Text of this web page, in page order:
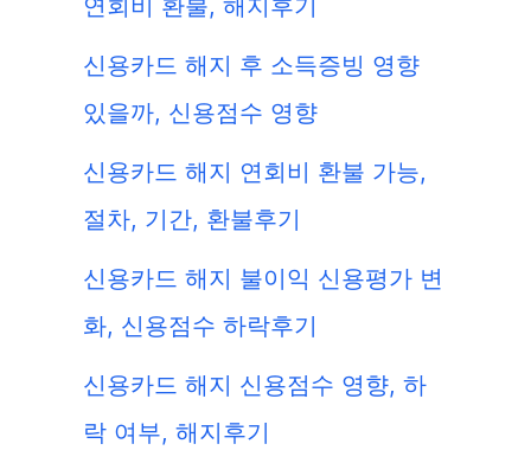
연회비 환불, 해지후기
신용카드 해지 후 소득증빙 영향
있을까, 신용점수 영향
신용카드 해지 연회비 환불 가능,
절차, 기간, 환불후기
신용카드 해지 불이익 신용평가 변
화, 신용점수 하락후기
신용카드 해지 신용점수 영향, 하
락 여부, 해지후기